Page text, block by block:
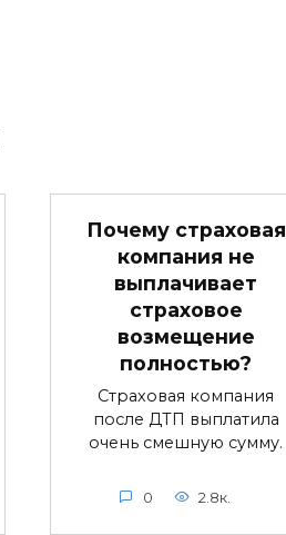
Почему страховая
компания не
выплачивает
страховое
возмещение
полностью?
Страховая компания
после ДТП выплатила
очень смешную сумму.
0 2.8к.